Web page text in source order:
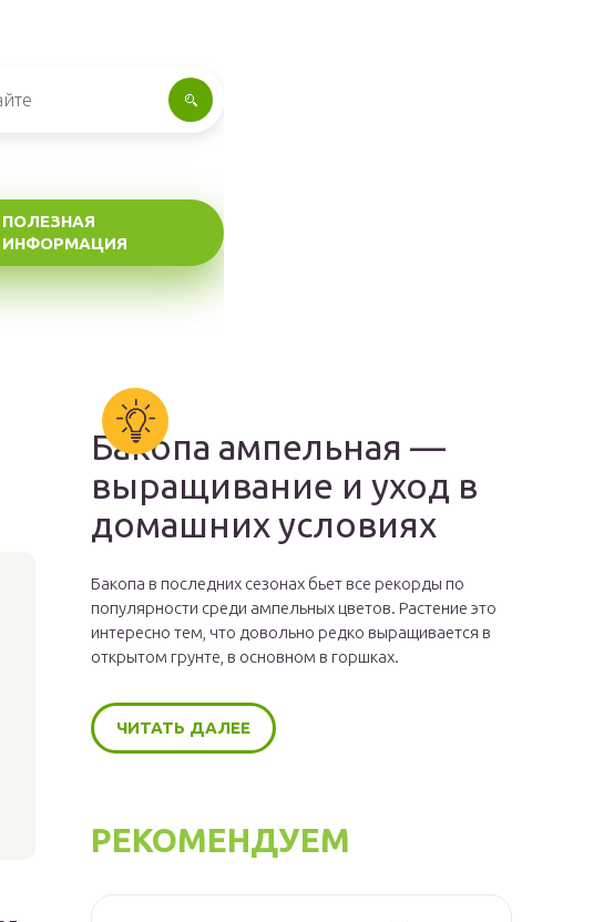
ПОЛЕЗНАЯ
ИНФОРМАЦИЯ
Бакопа ампельная —
выращивание и уход в
домашних условиях
Бакопа в последних сезонах бьет все рекорды по
популярности среди ампельных цветов. Растение это
интересно тем, что довольно редко выращивается в
открытом грунте, в основном в горшках.
ЧИТАТЬ ДАЛЕЕ
РЕКОМЕНДУЕМ